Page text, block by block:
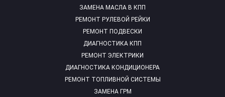
ЗАМЕНА МАСЛА В КПП
РЕМОНТ РУЛЕВОЙ РЕЙКИ
РЕМОНТ ПОДВЕСКИ
ДИАГНОСТИКА КПП
РЕМОНТ ЭЛЕКТРИКИ
ДИАГНОСТИКА КОНДИЦИОНЕРА
РЕМОНТ ТОПЛИВНОЙ СИСТЕМЫ
ЗАМЕНА ГРМ